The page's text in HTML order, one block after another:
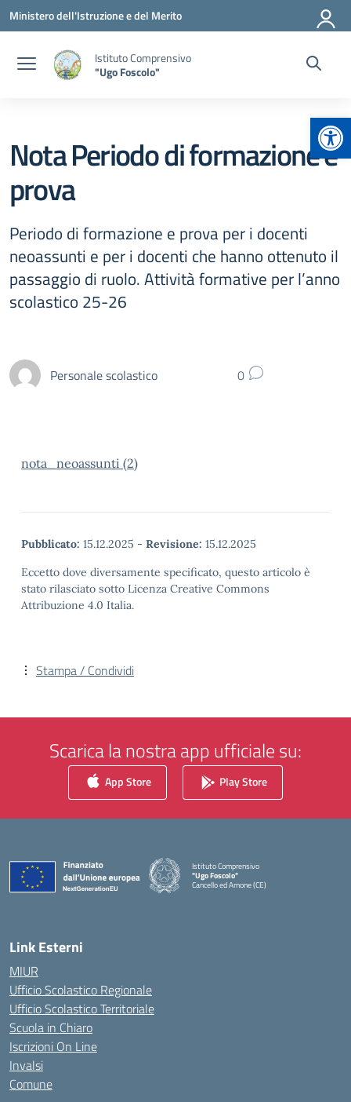
Vai ai contenuti
Vai al menu di navigazione
Vai al footer
Ministero dell'Istruzione e del Merito
Istituto Comprensivo
"Ugo Foscolo"
Nota Periodo di formazione e
prova
Periodo di formazione e prova per i docenti
neoassunti e per i docenti che hanno ottenuto il
passaggio di ruolo. Attività formative per l’anno
scolastico 25-26
Personale scolastico 0
nota_neoassunti (2)
Pubblicato: 15.12.2025 - Revisione: 15.12.2025
Eccetto dove diversamente specificato, questo articolo è
stato rilasciato sotto Licenza Creative Commons
Attribuzione 4.0 Italia.
Stampa / Condividi
Scarica la nostra app ufficiale su:
App Store Play Store
Istituto Comprensivo
"Ugo Foscolo"
Cancello ed Arnone (CE)
Link Esterni
MIUR
Ufficio Scolastico Regionale
Ufficio Scolastico Territoriale
Scuola in Chiaro
Iscrizioni On Line
Invalsi
Comune